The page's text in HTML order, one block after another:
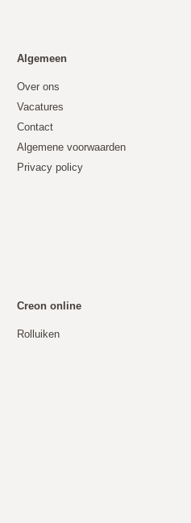
Algemeen
Over ons
Vacatures
Contact
Algemene voorwaarden
Privacy policy
Creon online
Rolluiken